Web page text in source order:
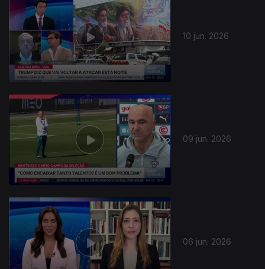
10 jun. 2026
09 jun. 2026
06 jun. 2026